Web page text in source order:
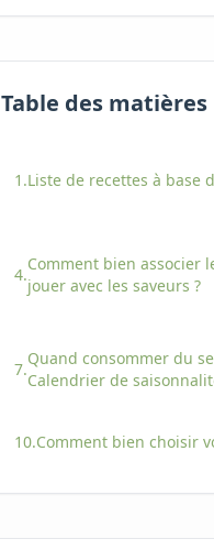
Table des matières
1.Liste de recettes à base
4.
Comment bien associer
jouer avec les saveurs ?
7.
Quand consommer du
Calendrier de
10.Comment bien choisir